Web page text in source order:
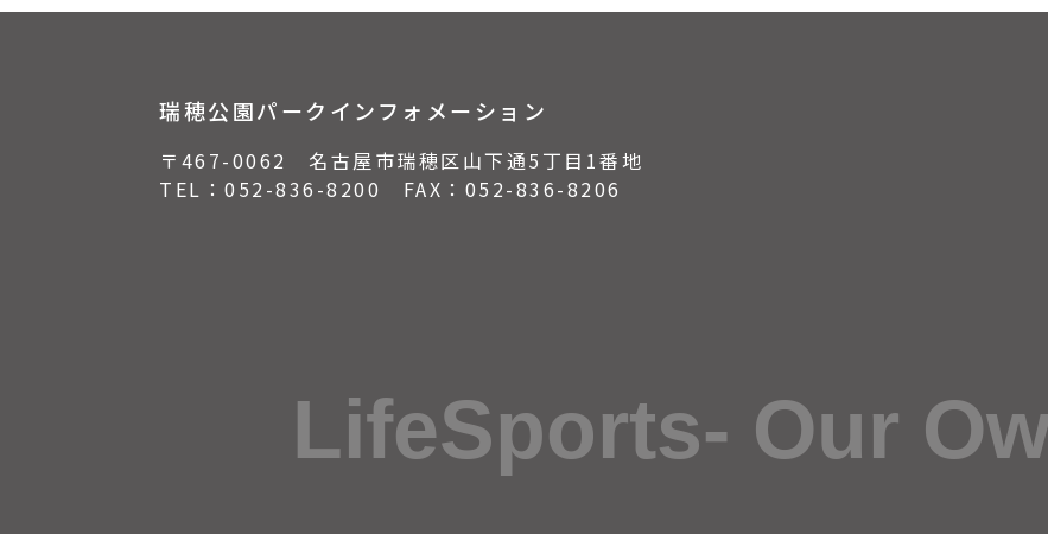
瑞穂公園パークインフォメーション
〒467-0062 名古屋市瑞穂区山下通5丁目1番地
TEL： 052-836-8200 FAX：052-836-8206
LifeSports- Our